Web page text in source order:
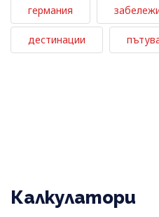
германия
дестинации
Калкулатори